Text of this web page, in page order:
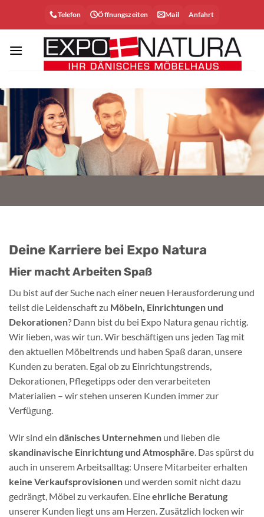
Telefon Öffnungszeiten Mail Anfahrt
Deine Karriere bei Expo Natura
Hier macht Arbeiten Spaß
Du bist auf der Suche nach einer neuen Herausforderung und
teilst die Leidenschaft zu Möbeln, Einrichtungen und
Dekorationen? Dann bist du bei Expo Natura genau richtig.
Wir lieben, was wir tun. Wir beschäftigen uns jeden Tag mit
den aktuellen Möbeltrends und haben Spaß daran, unsere
Kunden zu beraten. Egal ob zu Einrichtungstrends,
Dekorationen, Pflegetipps oder den verarbeiteten
Materialien – wir stehen unseren Kunden immer zur
Verfügung.
Wir sind ein dänisches Unternehmen und lieben die
skandinavische Einrichtung und Atmosphäre . Das spürst du
auch in unserem Arbeitsalltag: Unsere Mitarbeiter erhalten
keine Verkaufsprovisionen und werden somit nicht dazu
gedrängt, Möbel zu verkaufen. Eineehrliche Beratung
unserer Kunden liegt uns am Herzen. Zusätzlich locken wir